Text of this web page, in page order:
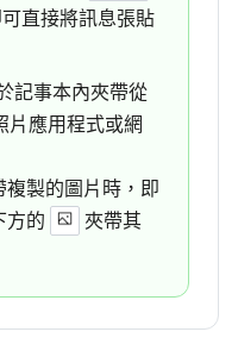
可直接將訊息張貼
記事本內夾帶從
片應用程式或網
製的圖片時，即
方的
夾帶其